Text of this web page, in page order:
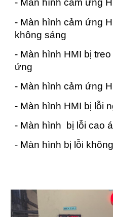
- Màn hình cảm ứng
- Màn hình cảm ứng
không sáng
- Màn hình HMI bị
ứng
- Màn hình cảm ứng
- Màn hình HMI bị lỗi
- Màn hình bị lỗi cao
- Màn hình bị lỗi